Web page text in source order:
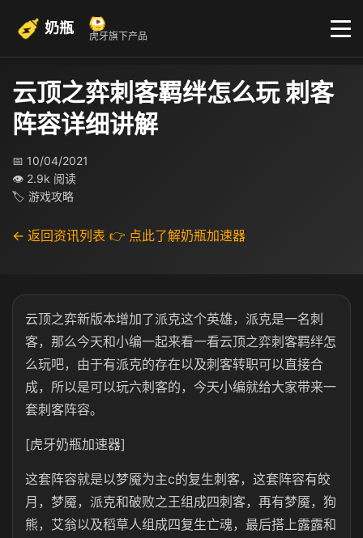
奶瓶 虎牙旗下产品
云顶之弈刺客羁绊怎么玩 刺客
阵容详细讲解
📅 10/04/2021
👁 2.9k 阅读
🏷 游戏攻略
← 返回资讯列表 👉 点此了解奶瓶加速器
云顶之弈新版本增加了派克这个英雄，派克是一名刺
客，那么今天和小编一起来看一看云顶之弈刺客羁绊怎
么玩吧，由于有派克的存在以及刺客转职可以直接合
成，所以是可以玩六刺客的，今天小编就给大家带来一
套刺客阵容。
[虎牙奶瓶加速器]
这套阵容就是以梦魇为主c的复生刺客，这套阵容有皎
月，梦魇，派克和破败之王组成四刺客，再有梦魇，狗
熊，艾翁以及稻草人组成四复生亡魂，最后搭上露露和